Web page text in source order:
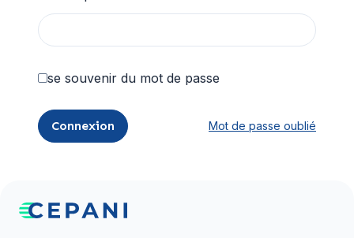
se souvenir du mot de passe
Connexion Mot de passe oublié